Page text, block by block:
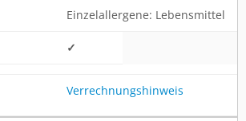
Einzelallergene: Lebensmittel
✓
Verrechnungshinweis